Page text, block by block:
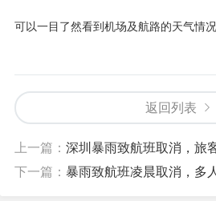
可以一目了然看到机场及航路的天气情况
返回列表
上一篇： 深圳暴雨致航班取消，旅
下一篇： 暴雨致航班凌晨取消，多人在机场当场崩溃下跪